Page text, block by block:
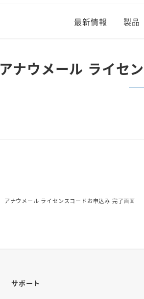
最新情報 製品
アナウメール ライセ
アナウメール ライセンスコードお申込み 完了画面
サポート